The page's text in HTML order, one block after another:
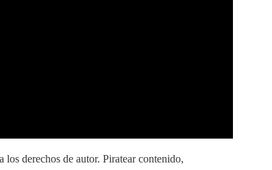
derechos de autor. Piratear contenido,